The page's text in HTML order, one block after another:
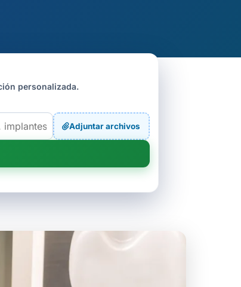
personalizada.
Adjuntar archivos